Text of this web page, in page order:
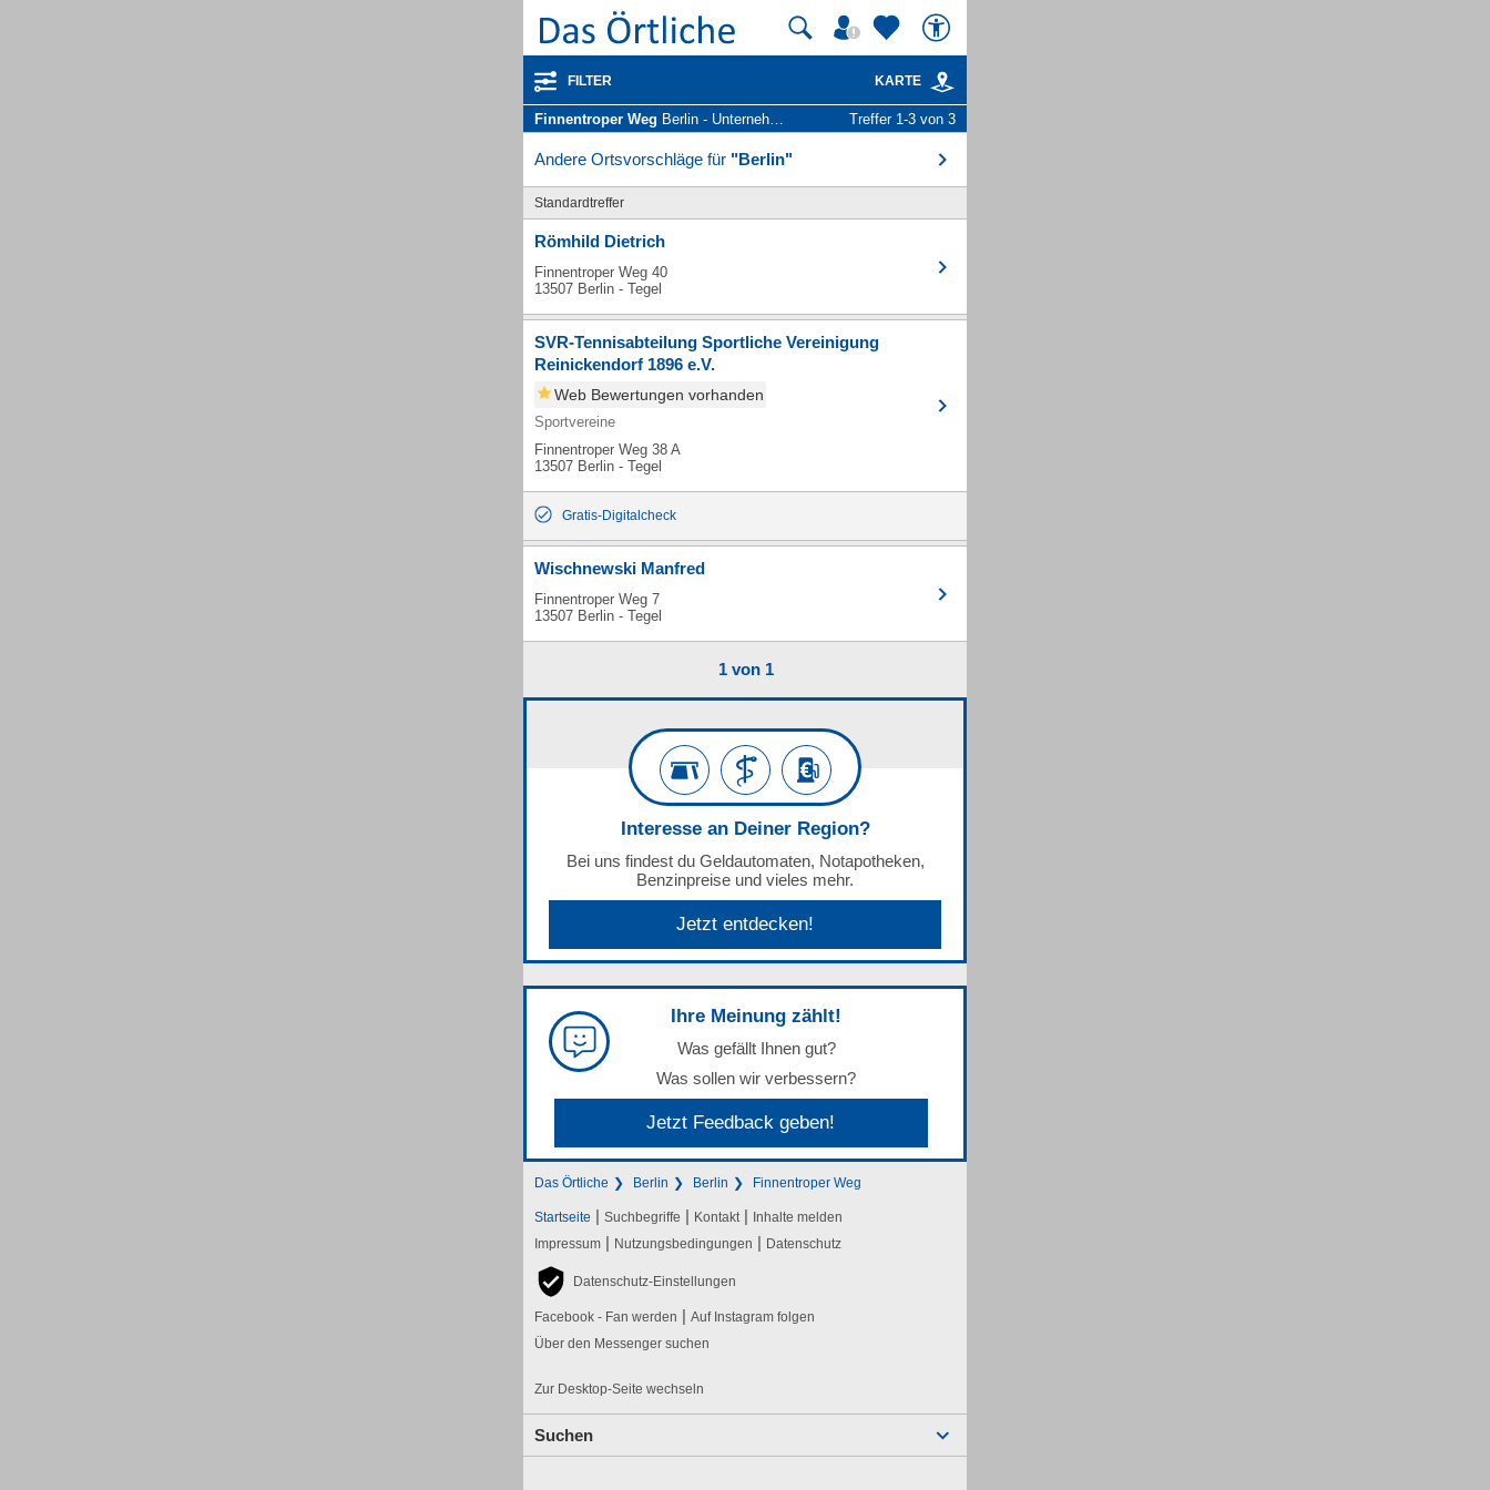
FILTER KARTE
Finnentroper Weg Berlin - Unternehmen und Personen Treffer 1-3 von 3
Andere Ortsvorschläge für "Berlin"
Standardtreffer
Römhild Dietrich
Finnentroper Weg 40
13507 Berlin - Tegel
SVR-Tennisabteilung Sportliche Vereinigung
Reinickendorf 1896 e.V.
Web Bewertungen vorhanden
Sportvereine
Finnentroper Weg 38 A
13507 Berlin - Tegel
Gratis-Digitalcheck
Wischnewski Manfred
Finnentroper Weg 7
13507 Berlin - Tegel
1 von 1
Interesse an Deiner Region?
Bei uns findest du Geldautomaten, Notapotheken,
Benzinpreise und vieles mehr.
Jetzt entdecken!
Ihre Meinung zählt!
Was gefällt Ihnen gut?
Was sollen wir verbessern?
Jetzt Feedback geben!
Das Örtliche Berlin Berlin Finnentroper Weg
Startseite | Suchbegriffe | Kontakt | Inhalte melden
Impressum | Nutzungsbedingungen | Datenschutz
Datenschutz-Einstellungen
Facebook - Fan werden | Auf Instagram folgen
Über den Messenger suchen
Zur Desktop-Seite wechseln
Suchen